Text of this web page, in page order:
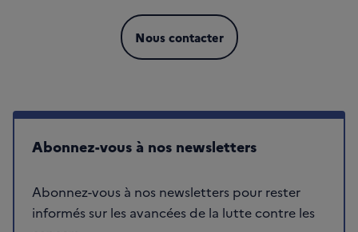
Nous contacter
Abonnez-vous à nos newsletters
Abonnez-vous à nos newsletters pour rester
informés sur les avancées de la lutte contre les